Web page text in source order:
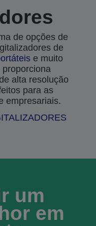
de opções de
de
e muito
alta resolução
para as
empresariais.
um
em